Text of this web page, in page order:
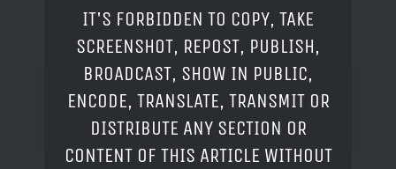
IT'S FORBIDDEN TO COPY, TAKE
SCREENSHOT, REPOST, PUBLISH,
BROADCAST, SHOW IN PUBLIC,
ENCODE, TRANSLATE, TRANSMIT OR
DISTRIBUTE ANY SECTION OR
CONTENT OF THIS ARTICLE WITHOUT